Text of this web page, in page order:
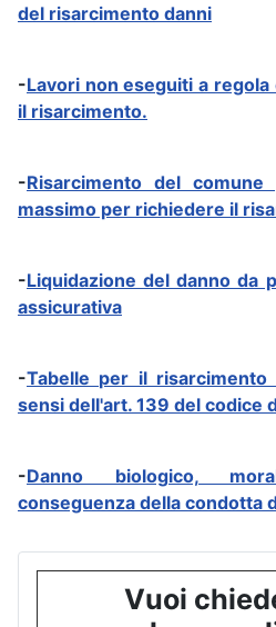
del risarcimento danni
-Lavori non eseguiti a
il risarcimento.
-Risarcimento del
massimo per richiedere il
-Liquidazione del danno da
assicurativa
-Tabelle per il
sensi dell'art. 139 del codice
-Danno biologico,
conseguenza della condotta
Vuoi